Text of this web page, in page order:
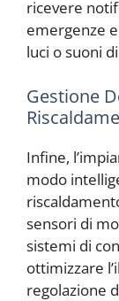
ricevere
emergenze
luci o suoni
Gestione
Infine,
modo
sensori di
sistemi di
ottimizzare
regolazione